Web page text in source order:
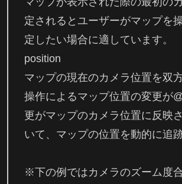
定されるとユーザーがマップを
定したい場合に適しています。
position
マップの現在のカメラ位置を双
操作によるマップ位置の変更が
更がマップのカメラ位置に反映
いて、マップの位置を動的に追
※下の例ではカメラのズーム度